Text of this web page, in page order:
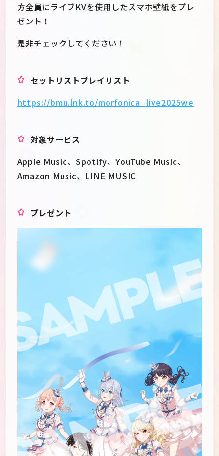
方全員にライブKVを使用したスマホ壁紙をプレ
ゼント！
是非チェックしてください！
セットリストプレイリスト
https://bmu.lnk.to/morfonica_live2025we
対象サービス
Apple Music、Spotify、YouTube Music、
Amazon Music、LINE MUSIC
プレゼント